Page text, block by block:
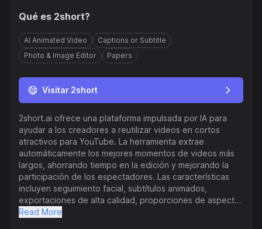
Qué es 2short?
AI Animated Video
Captions or Subtitle
Photo & Image Editor
Papers
Visitar 2short
2short.ai ofrece una plataforma impulsada por IA para
ayudar a los creadores a reutilizar videos en cortos
atractivos para YouTube. La herramienta extrae
automáticamente los mejores momentos de videos más
largos, ahorrando tiempo en la edición y mejorando la
participación de los espectadores. Las características
incluyen seguimiento facial, subtítulos animados,
exportaciones de alta calidad, proporciones de aspecto
versátiles, herramientas de edición avanzadas y
Read More